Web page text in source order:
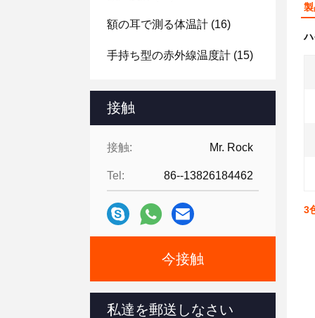
額の耳で測る体温計 (16)
手持ち型の赤外線温度計 (15)
接触
接触: Mr. Rock
Tel: 86--13826184462
今接触
私達を郵送しなさい
3